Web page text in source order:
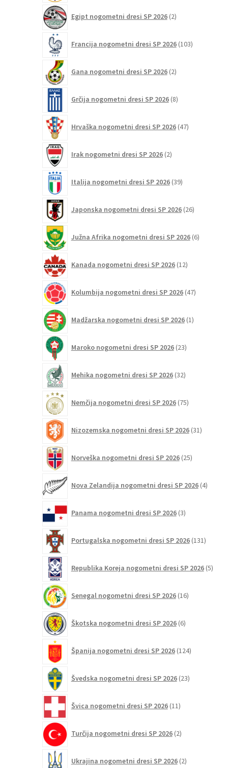
Egipt nogometni dresi SP 2026 2izdelka
Francija nogometni dresi SP 2026 103izdelki
Gana nogometni dresi SP 2026 2izdelka
Grčija nogometni dresi SP 2026 8izdelkov
Hrvaška nogometni dresi SP 2026 47izdelkov
Irak nogometni dresi SP 2026 2izdelka
Italija nogometni dresi SP 2026 39izdelkov
Japonska nogometni dresi SP 2026 26izdelkov
Južna Afrika nogometni dresi SP 2026 6izdelkov
Kanada nogometni dresi SP 2026 12izdelkov
Kolumbija nogometni dresi SP 2026 47izdelkov
Madžarska nogometni dresi SP 2026 1izdelek
Maroko nogometni dresi SP 2026 23izdelkov
Mehika nogometni dresi SP 2026 32izdelkov
Nemčija nogometni dresi SP 2026 75izdelkov
Nizozemska nogometni dresi SP 2026 31izdelkov
Norveška nogometni dresi SP 2026 25izdelkov
Nova Zelandija nogometni dresi SP 2026 4izdelki
Panama nogometni dresi SP 2026 3izdelki
Portugalska nogometni dresi SP 2026 131
Republika Koreja nogometni dresi SP 2026 5
Senegal nogometni dresi SP 2026 16izdelkov
Škotska nogometni dresi SP 2026 6izdelkov
Španija nogometni dresi SP 2026 124izdelkov
Švedska nogometni dresi SP 2026 23izdelkov
Švica nogometni dresi SP 2026 11izdelkov
Turčija nogometni dresi SP 2026 2izdelka
Ukrajina nogometni dresi SP 2026 2izdelka